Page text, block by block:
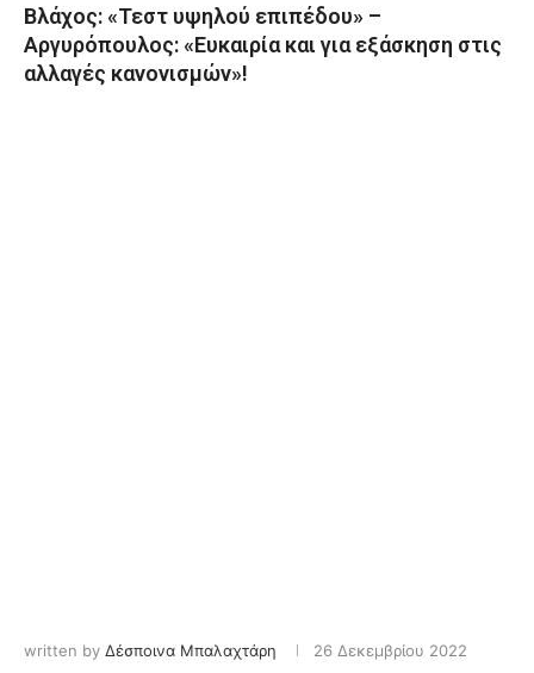
Βλάχος: «Τεστ υψηλού επιπέδου» –
Αργυρόπουλος: «Ευκαιρία και για εξάσκηση στις
αλλαγές κανονισμών»!
written by Δέσποινα Μπαλαχτάρη 26 Δεκεμβρίου 2022